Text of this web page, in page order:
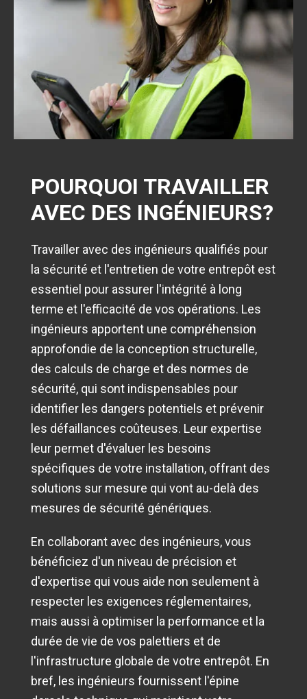
POURQUOI TRAVAILLER
AVEC DES INGÉNIEURS?
Travailler avec des ingénieurs qualifiés pour
la sécurité et l'entretien de votre entrepôt est
essentiel pour assurer l'intégrité à long
terme et l'efficacité de vos opérations. Les
ingénieurs apportent une compréhension
approfondie de la conception structurelle,
des calculs de charge et des normes de
sécurité, qui sont indispensables pour
identifier les dangers potentiels et prévenir
les défaillances coûteuses. Leur expertise
leur permet d'évaluer les besoins
spécifiques de votre installation, offrant des
solutions sur mesure qui vont au-delà des
mesures de sécurité génériques.
En collaborant avec des ingénieurs, vous
bénéficiez d'un niveau de précision et
d'expertise qui vous aide non seulement à
respecter les exigences réglementaires,
mais aussi à optimiser la performance et la
durée de vie de vos palettiers et de
l'infrastructure globale de votre entrepôt. En
bref, les ingénieurs fournissent l'épine